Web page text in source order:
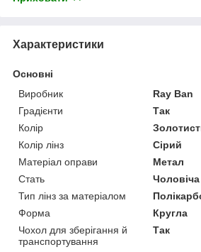
Характеристики
Основні
Виробник
Ray Ban
Градієнти
Так
Колір
Колір лінз
Сірий
Матеріал оправи
Метал
Стать
Чоловіча
Тип лінз за матеріалом
Форма
Кругла
Чохол для зберігання й
транспортування
Так